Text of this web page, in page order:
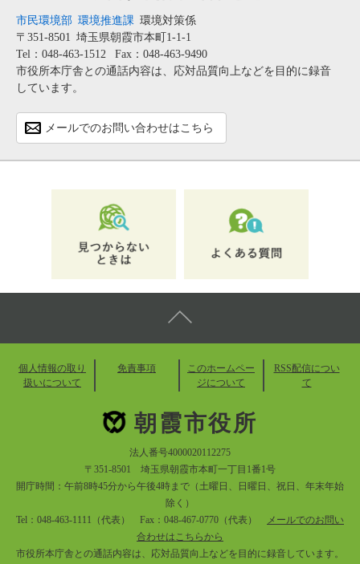
市民環境部 環境推進課 環境対策係
〒351-8501 埼玉県朝霞市本町1-1-1
Tel：048-463-1512
Fax：048-463-9490
市役所本庁舎との通話内容は、応対品質向上などを目的に録音
しています。
メールでのお問い合わせはこちら
個人情報の取り
扱いについて
免責事項
このホームペー
ジについて
RSS配信につい
て
朝霞市役所
法人番号4000020112275
〒351-8501 埼玉県朝霞市本町一丁目1番1号
開庁時間：午前8時45分から午後4時まで（土曜日、日曜日、祝日、年末年始
除く）
Tel：048-463-1111（代表） Fax：048-467-0770（代表）
メールでのお問い
合わせはこちらから
市役所本庁舎との通話内容は、応対品質向上などを目的に録音しています。